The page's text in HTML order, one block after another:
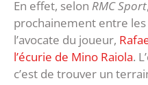
En effet, selon RMC Sport
prochainement entre
l’avocate du joueur,
l’écurie de Mino Raiola.
c’est de trouver un